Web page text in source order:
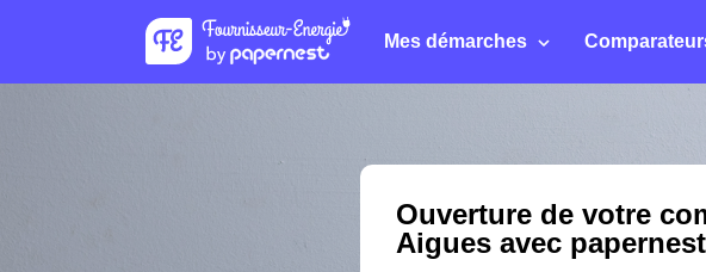
Mes démarches